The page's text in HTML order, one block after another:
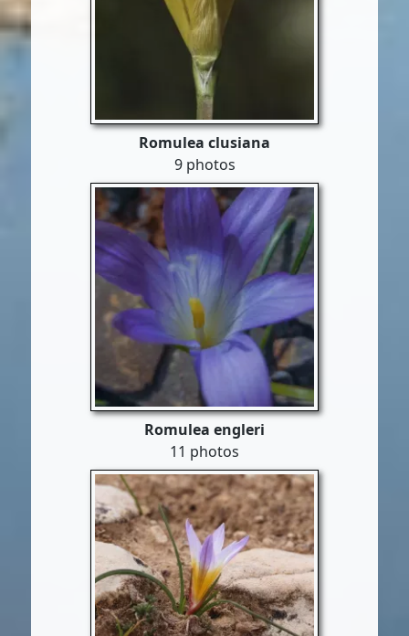
Romulea clusiana
9 photos
Romulea engleri
11 photos